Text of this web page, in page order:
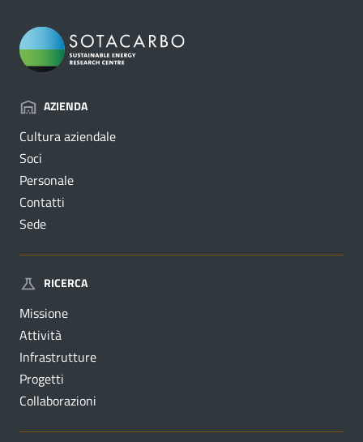
AZIENDA
Cultura aziendale
Soci
Personale
Contatti
Sede
RICERCA
Missione
Attività
Infrastrutture
Progetti
Collaborazioni